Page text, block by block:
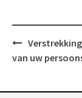
Post
navigation
van uw